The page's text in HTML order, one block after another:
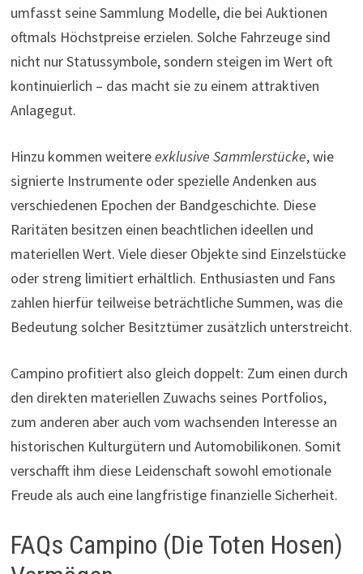
umfasst seine Sammlung Modelle, die bei Auktionen
oftmals Höchstpreise erzielen. Solche Fahrzeuge sind
nicht nur Statussymbole, sondern steigen im Wert oft
kontinuierlich – das macht sie zu einem attraktiven
Anlagegut.
Hinzu kommen weitereexklusive Sammlerstücke, wie
signierte Instrumente oder spezielle Andenken aus
verschiedenen Epochen der Bandgeschichte. Diese
Raritäten besitzen einen beachtlichen ideellen und
materiellen Wert. Viele dieser Objekte sind Einzelstücke
oder streng limitiert erhältlich. Enthusiasten und Fans
zahlen hierfür teilweise beträchtliche Summen, was die
Bedeutung solcher Besitztümer zusätzlich unterstreicht.
Campino profitiert also gleich doppelt: Zum einen durch
den direkten materiellen Zuwachs seines Portfolios,
zum anderen aber auch vom wachsenden Interesse an
historischen Kulturgütern und Automobilikonen. Somit
verschafft ihm diese Leidenschaft sowohl emotionale
Freude als auch eine langfristige finanzielle Sicherheit.
FAQs Campino (Die Toten Hosen)